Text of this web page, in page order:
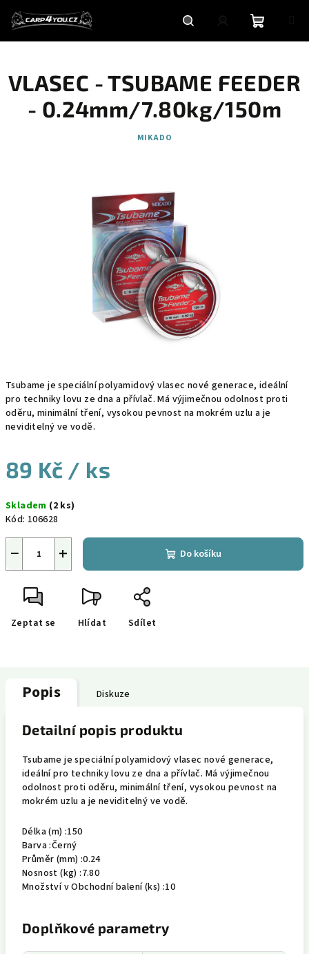
obsah
HledatPřihlášeníNákupní
košík
Tsubame je speciální polyamidový vlasec nové generace, ideální
pro techniky lovu ze dna a přívlač. Má výjimečnou odolnost proti
oděru, minimální tření, vysokou pevnost na mokrém uzlu a je
neviditelný ve vodě.
89 Kč / ks
cena:
Skladem (2 ks)
Kód: 106628
+
− Do košíku
Zeptat se Hlídat Sdílet
VLASEC - TSUBAME FEEDER
- 0.24mm/7.80kg/150m
MIKADO
Popis Diskuze
Detailní popis produktu
Tsubame je speciální polyamidový vlasec nové generace,
ideální pro techniky lovu ze dna a přívlač. Má výjimečnou
odolnost proti oděru, minimální tření, vysokou pevnost na
mokrém uzlu a je neviditelný ve vodě.
Délka (m) :150
Barva :Černý
Průměr (mm) :0.24
Nosnost (kg) :7.80
Množství v Obchodní balení (ks) :10
Doplňkové parametry